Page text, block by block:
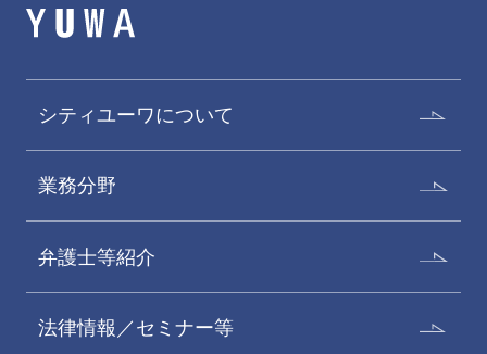
古川和典
シティユーワについて
業務分野
弁護士等紹介
法律情報／セミナー等